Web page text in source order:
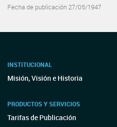
Fecha de publicación 27/05/1947
INSTITUCIONAL
Misión, Visión e Historia
PRODUCTOS Y SERVICIOS
Tarifas de Publicación